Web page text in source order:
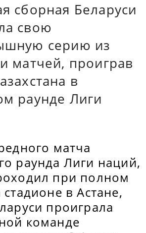
сборная Беларуси
свою
серию из
матчей, проиграв
в
раунде Лиги
матча
раунда Лиги наций,
при полном
в Астане,
проиграла
команде